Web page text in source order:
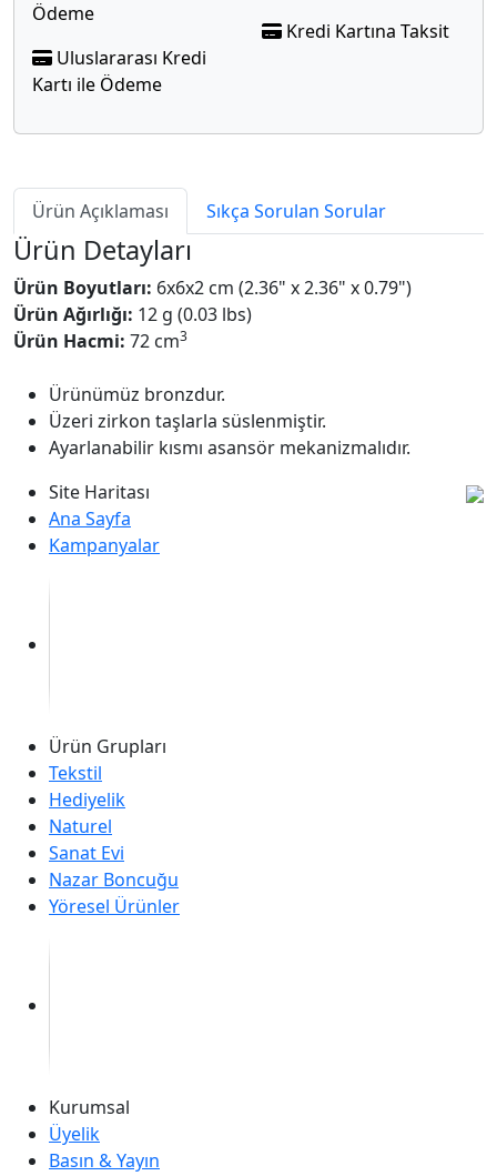
Ödeme
Uluslararası Kredi
Kartı ile Ödeme
Kredi Kartına Taksit
Ürün Açıklaması Sıkça Sorulan Sorular
Ürün Detayları
Ürün Boyutları: 6x6x2 cm (2.36" x 2.36" x 0.79")
Ürün Ağırlığı: 12 g (0.03 lbs)
Ürün Hacmi: 72 cm3
Ürünümüz bronzdur.
Üzeri zirkon taşlarla süslenmiştir.
Ayarlanabilir kısmı asansör mekanizmalıdır.
Site Haritası
Ana Sayfa
Kampanyalar
Ürün Grupları
Tekstil
Hediyelik
Naturel
Sanat Evi
Nazar Boncuğu
Yöresel Ürünler
Kurumsal
Üyelik
Basın & Yayın